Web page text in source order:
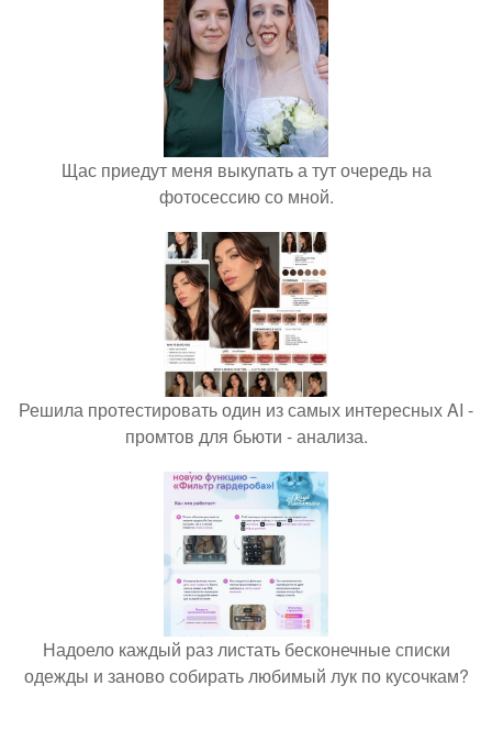
Щас приедут меня выкупать а тут очередь на
фотосессию со мной.
Решила протестировать один из самых интересных AI -
промтов для бьюти - анализа.
Надоело каждый раз листать бесконечные списки
одежды и заново собирать любимый лук по кусочкам?